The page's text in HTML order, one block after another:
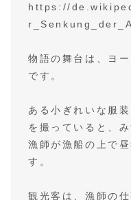
https://
物語の舞台は、ヨ
です。
ある小ぎれいな服
を撮っていると、
漁師が漁船の上で
す。
観光客は、漁師の